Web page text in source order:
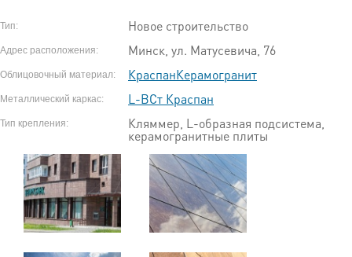
Тип: Новое строительство
Адрес расположения: Минск, ул. Матусевича, 76
Облицовочный материал: КраспанКерамогранит
Металлический каркас: L-ВСт Краспан
Тип крепления: Кляммер, L-образная подсистема,
керамогранитные плиты